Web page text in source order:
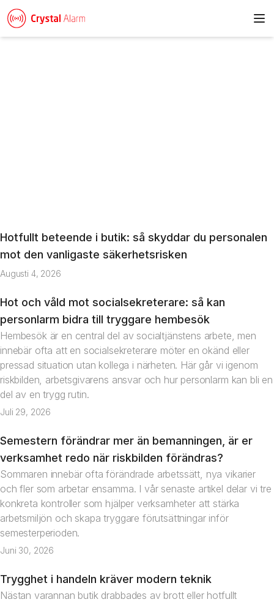
Artikel
Hotfullt beteende i butik: så skyddar du personalen
mot den vanligaste säkerhetsrisken
Augusti 4, 2026
Artikel
Hot och våld mot socialsekreterare: så kan
personlarm bidra till tryggare hembesök
Hembesök är en central del av socialtjänstens arbete, men
innebär ofta att en socialsekreterare möter en okänd eller
pressad situation utan kollega i närheten. Här går vi igenom
riskbilden, arbetsgivarens ansvar och hur personlarm kan bli en
del av en trygg rutin.
Juli 29, 2026
Artikel
Semestern förändrar mer än bemanningen, är er
verksamhet redo när riskbilden förändras?
Sommaren innebär ofta förändrade arbetssätt, nya vikarier
och fler som arbetar ensamma. I vår senaste artikel delar vi tre
konkreta kontroller som hjälper verksamheter att stärka
arbetsmiljön och skapa tryggare förutsättningar inför
semesterperioden.
Juni 30, 2026
Debatt
Trygghet i handeln kräver modern teknik
Nästan varannan butik drabbades av brott eller hotfullt